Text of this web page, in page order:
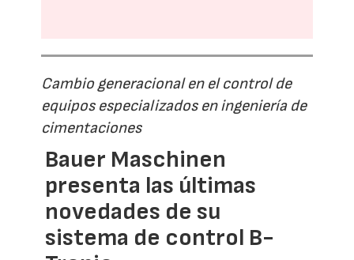
Cambio generacional en el control de
equipos especializados en ingeniería de
cimentaciones
Bauer Maschinen
presenta las últimas
novedades de su
sistema de control B-